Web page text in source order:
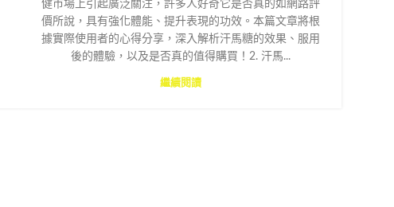
健市場上引起廣泛關注，許多人好奇它是否真的如網路評
價所說，具有強化體能、提升表現的功效。本篇文章將根
據實際使用者的心得分享，深入解析汗馬糖的效果、服用
後的體驗，以及是否真的值得購買！2. 汗馬...
繼續閱讀